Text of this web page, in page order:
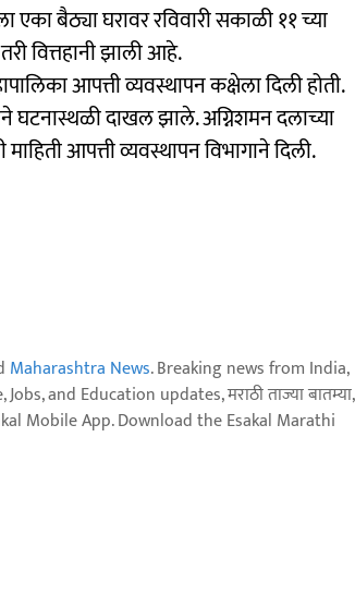
एका बैठ्या घरावर रविवारी सकाळी ११ च्या
वित्तहानी झाली आहे.
आपत्ती व्यवस्थापन कक्षेला दिली होती.
घटनास्थळी दाखल झाले. अग्निशमन दलाच्या
आपत्ती व्यवस्थापन विभागाने दिली.
Maharashtra News. Breaking news from India,
and Education updates, मराठी ताज्या बातम्या,
Mobile App. Download the Esakal Marathi